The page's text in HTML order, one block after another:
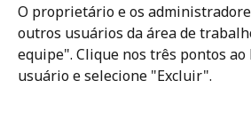
O proprietário e os
outros usuários da área de
equipe". Clique nos três pontos ao
usuário e selecione "Excluir".